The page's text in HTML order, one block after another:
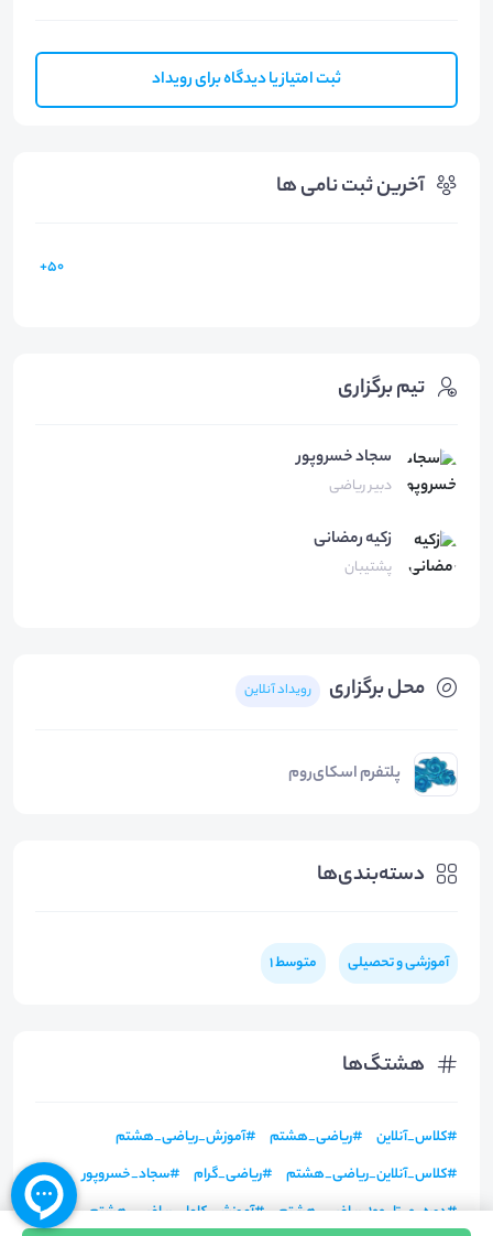
ثبت امتیاز یا دیدگاه برای رویداد
آخرین ثبت نامی ها
50+
محل برگزاری رویداد آنلاین
پلتفرم اسکای‌روم
دسته‌بندی‌ها
آموزشی و تحصیلی متوسط 1
هشتگ‌ها
#کلاس_آنلاین #ریاضی_هشتم #آموزش_ریاضی_هشتم
#کلاس_آنلاین_ریاضی_هشتم #ریاضی_گرام #سجاد_خسروپور
#دوره_0_تا_100_ریاضی_هشتم #آموزش_کامل_ریاضی_هشتم
تیم برگزاری
سجاد خسروپور
دبیر ریاضی
زکیهرمضانی
پشتیبان